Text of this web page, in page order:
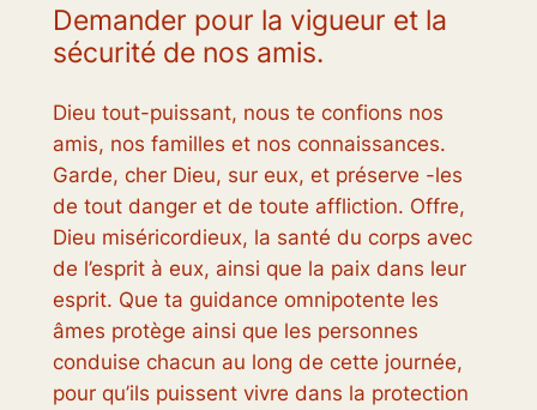
Demander pour la vigueur et la
sécurité de nos amis.
Dieu tout-puissant, nous te confions nos
amis, nos familles et nos connaissances.
Garde, cher Dieu, sur eux, et préserve -les
de tout danger et de toute affliction. Offre,
Dieu miséricordieux, la santé du corps avec
de l’esprit à eux, ainsi que la paix dans leur
esprit. Que ta guidance omnipotente les
âmes protège ainsi que les personnes
conduise chacun au long de cette journée,
pour qu’ils puissent vivre dans la protection